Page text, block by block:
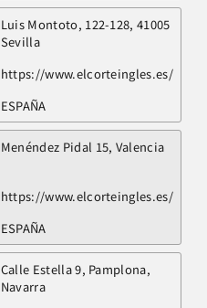
Luis Montoto, 122-128, 41005
Sevilla
https://www.elcorteingles.es/
ESPAÑA
Menéndez Pidal 15, Valencia
https://www.elcorteingles.es/
ESPAÑA
Calle Estella 9, Pamplona,
Navarra